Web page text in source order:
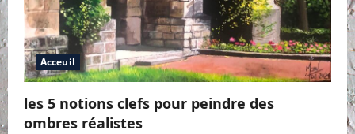
Acceuil
les 5 notions clefs pour peindre des
ombres réalistes